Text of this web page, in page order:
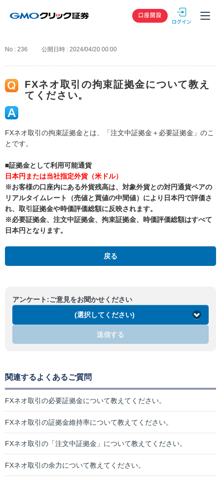
GMOクリック
口座開設
No : 236 公開日時 : 2024/04/20 00:00
FXネオ取引の拘束証拠金について教え
てください。
FXネオ取引の拘束証拠金とは、「注文中証拠金＋必要証拠金」のこ
とです。
■証拠金として利用可能通貨
日本円または当社指定外貨（米ドル）
※お客様の口座内にある外貨残高は、対象外貨との対円通貨ペアの
リアルタイムレート（売値と買値の中間値）により日本円で評価さ
れ、取引証拠金や時価評価総額に反映されます。
※必要証拠金、注文中証拠金、拘束証拠金、時価評価総額はすべて
日本円となります。
戻る
アンケート:ご意見をお聞かせください
(選択してください)
送信する
関連するよくあるご質問
FXネオ取引の必要証拠金について教えてください。
FXネオ取引の証拠金維持率について教えてください。
FXネオ取引の「注文中証拠金」について教えてください。
FXネオ取引の余力について教えてください。